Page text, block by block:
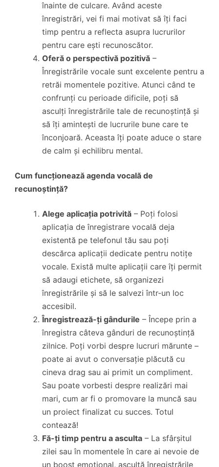
înainte de culcare. Având aceste
înregistrări, vei fi mai motivat să îți faci
timp pentru a reflecta asupra lucrurilor
pentru care ești recunoscător.
Oferă o perspectivă pozitivă –
Înregistrările vocale sunt excelente pentru a
retrăi momentele pozitive. Atunci când te
confrunți cu perioade dificile, poți să
asculți înregistrările tale de recunoștință și
să îți amintești de lucrurile bune care te
înconjoară. Aceasta îți poate aduce o stare
de calm și echilibru mental.
Cum funcționează agenda vocală de
recunoștință?
Alege aplicația potrivită – Poți folosi
aplicația de înregistrare vocală deja
existentă pe telefonul tău sau poți
descărca aplicații dedicate pentru notițe
vocale. Există multe aplicații care îți permit
să adaugi etichete, să organizezi
înregistrările și să le salvezi într-un loc
accesibil.
Înregistrează-ți gândurile – Începe prin a
înregistra câteva gânduri de recunoștință
zilnice. Poți vorbi despre lucruri mărunte –
poate ai avut o conversație plăcută cu
cineva drag sau ai primit un compliment.
Sau poate vorbesti despre realizări mai
mari, cum ar fi o promovare la muncă sau
un proiect finalizat cu succes. Totul
contează!
Fă-ți timp pentru a asculta – La sfârșitul
zilei sau în momentele în care ai nevoie de
un boost emoțional, ascultă înregistrările